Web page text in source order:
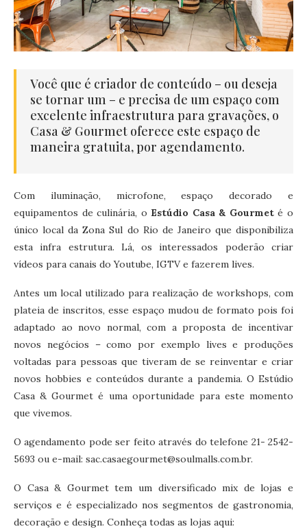
Você que é criador de conteúdo – ou deseja
se tornar um – e precisa de um espaço com
excelente infraestrutura para gravações, o
Casa & Gourmet oferece este espaço de
maneira gratuita, por agendamento.
Com iluminação, microfone, espaço decorado e
equipamentos de culinária, o Estúdio Casa & Gourmeté o
único local da Zona Sul do Rio de Janeiro que disponibiliza
esta infra estrutura. Lá, os interessados poderão criar
vídeos para canais do Youtube, IGTV e fazerem lives.
Antes um local utilizado para realização de workshops, com
plateia de inscritos, esse espaço mudou de formato pois foi
adaptado ao novo normal, com a proposta de incentivar
novos negócios – como por exemplo lives e produções
voltadas para pessoas que tiveram de se reinventar e criar
novos hobbies e conteúdos durante a pandemia. O Estúdio
Casa & Gourmet é uma oportunidade para este momento
que vivemos.
O agendamento pode ser feito através do telefone 21- 2542-
5693 ou e-mail: sac.casaegourmet@soulmalls.com.br.
O Casa & Gourmet tem um diversificado mix de lojas e
serviços e é especializado nos segmentos de gastronomia,
decoração e design. Conheça todas as lojas aqui: